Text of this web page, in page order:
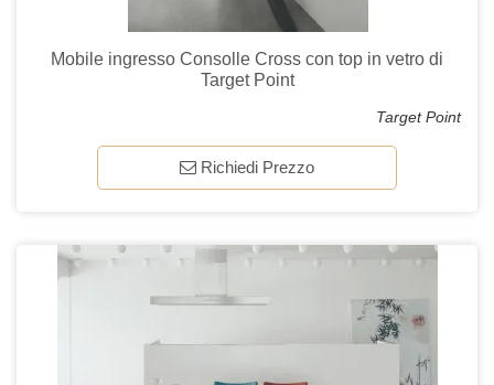
Mobile ingresso Consolle Cross con top in vetro di
Target Point
Target Point
Richiedi Prezzo